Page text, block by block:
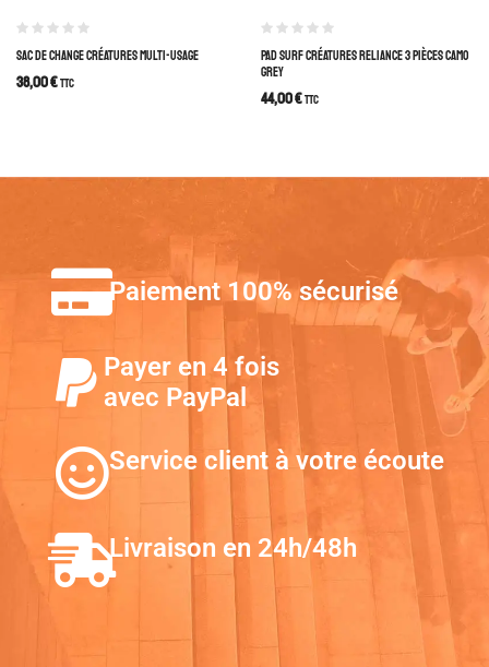
SAC DE CHANGE CRÉATURES MULTI-USAGE
38,00€TTC
PAD SURF CRÉATURES RELIANCE 3 PIÈCES CAMO
GREY
44,00€TTC
Paiement 100% sécurisé
Payer en 4 fois
avec PayPal
Service client à votre écoute
Livraison en 24h/48h